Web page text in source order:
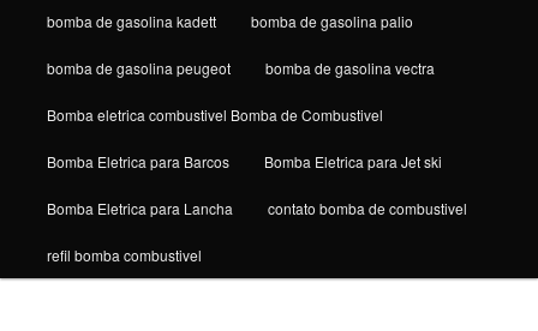
bomba de gasolina kadett bomba de gasolina palio
bomba de gasolina peugeot bomba de gasolina vectra
Bomba eletrica combustivel Bomba de Combustivel
Bomba Eletrica para Barcos Bomba Eletrica para Jet ski
Bomba Eletrica para Lancha contato bomba de combustivel
refil bomba combustivel